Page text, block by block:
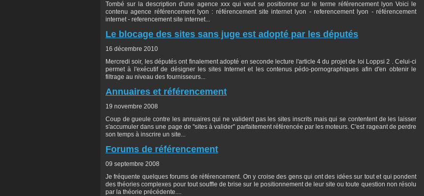
Tombé sur la description d'une agence xxx qui veut se positionner sur le terme référencement lyon Voici le
contenu agence référencement lyon : référencement site internet lyon - referencement lyon - référencement
internet - referencement site internet...
Le blocage des sites sans juge est adopté par les députés
16 décembre 2010
Mercredi soir, les députés ont finalement adopté en seconde lecture l'article 4 du projet de loi Loppsi 2 . Celui-ci
permet à l'exécutif de désigner les sites Internet et les contenus pédo-pornographiques afin d'en obtenir le
filtrage au niveau des fournisseurs...
Annuaires et référencement
19 novembre 2008
Coup de gueule contre les annuaires qui ne valident pas les sites inscrits mais qui se contentent de les laisser
s'accumuler dans une page de "sites à valider" parfaitement référencée par les moteurs. C'est rageant de perdre
son temps à inscrire un site...
Forums de référencement
09 septembre 2008
Je fréquente quelques forums de référencement. On y croise des gens qui ont des idées sur tout et qui pondent
des théories complexes pour tout souffle de brise sur le positionnement de leur site ou toute question non résolu
par la théorie précédente....